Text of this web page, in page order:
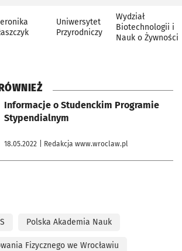
Uniwersytet
Przyrodniczy
Wydział
Biotechnologii i
Nauk o Żywności
Informacje o Studenckim Programie
Stypendialnym
18.05.2022 | Redakcja www.wroclaw.pl
Polska Akademia Nauk
Fizycznego we Wrocławiu